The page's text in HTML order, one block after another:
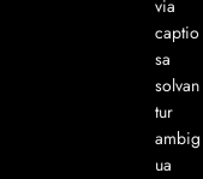
via
captio
sa
solvan
tur
ambig
ua